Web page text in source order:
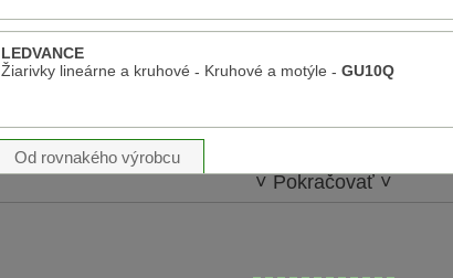
LEDVANCE
Žiarivky lineárne a kruhové - Kruhové a motýle - GU10Q
Od rovnakého výrobcu
˅ Pokračovať ˅